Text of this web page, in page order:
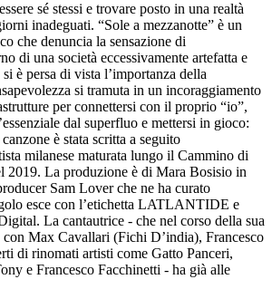
sé stessi e trovare posto in una realtà
inadeguati. “Sole a mezzanotte” è un
che denuncia la sensazione di
di una società eccessivamente artefatta e
è persa di vista l’importanza della
si tramuta in un incoraggiamento
per connettersi con il proprio “io”,
dal superfluo e mettersi in gioco:
è stata scritta a seguito
milanese maturata lungo il Cammino di
2019. La produzione è di Mara Bosisio in
Sam Lover che ne ha curato
esce con l’etichetta LATLANTIDE e
La cantautrice - che nel corso della sua
con Max Cavallari (Fichi D’india), Francesco
di rinomati artisti come Gatto Panceri,
e Francesco Facchinetti - ha già alle